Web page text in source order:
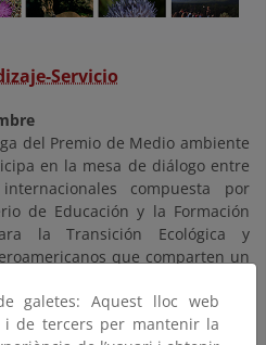
Servicio
del Premio de Medio ambiente
en la mesa de diálogo entre
compuesta por
de Educación y la Formación
la Transición Ecológica y
que comparten un
oportunidad del aprendizaje-
galetes: Aquest lloc web
i de tercers per mantenir la